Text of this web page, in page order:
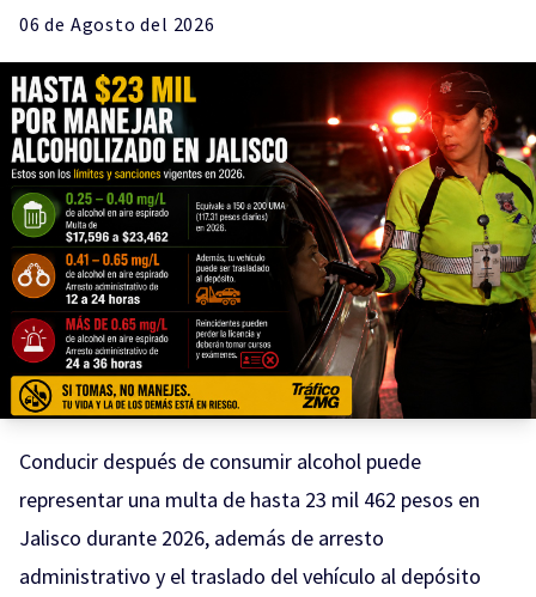
06 de Agosto del 2026
Conducir después de consumir alcohol puede
representar una multa de hasta 23 mil 462 pesos en
Jalisco durante 2026, además de arresto
administrativo y el traslado del vehículo al depósito